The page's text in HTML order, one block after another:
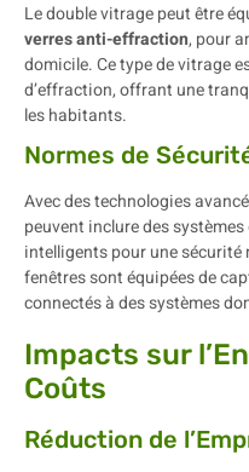
Le double vitrage peut être
verres anti-effraction, pour
domicile. Ce type de vitrage
d’effraction, offrant une
les habitants.
Normes de
Avec des technologies
peuvent inclure des
intelligents pour une sécurité
fenêtres sont équipées de
connectés à des systèmes
Impacts sur
Coûts
Réduction de